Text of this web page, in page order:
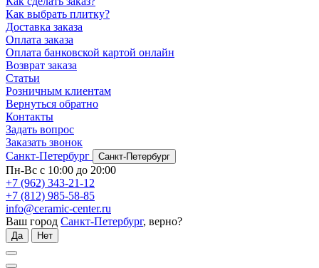
Как выбрать плитку?
Доставка заказа
Оплата заказа
Оплата банковской картой онлайн
Возврат заказа
Статьи
Розничным клиентам
Вернуться обратно
Контакты
Задать вопрос
Заказать звонок
Санкт-Петербург
Санкт-Петербург
Пн-Вс с 10:00 до 20:00
+7 (962) 343-21-12
+7 (812) 985-58-85
info@ceramic-center.ru
Ваш город Санкт-Петербург, верно?
Да Нет